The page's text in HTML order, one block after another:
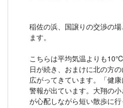
稲佐の浜、国譲りの交渉の
ます。
こちらは平均気温よりも
日が続き、おまけに北の方
広がってきています。「健
警報が出ています。大翔の
が心配しながら短い散歩に行